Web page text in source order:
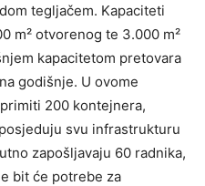
tegljačem. Kapaciteti
m² otvorenog te 3.000 m²
kapacitetom pretovara
godišnje. U ovome
200 kontejnera,
svu infrastrukturu
zapošljavaju 60 radnika,
bit će potrebe za